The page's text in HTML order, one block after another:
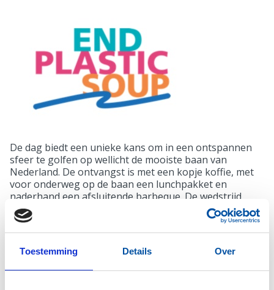
Toestemming Details Over
De dag biedt een unieke kans om in een ontspannen
sfeer te golfen op wellicht de mooiste baan van
Nederland. De ontvangst is met een kopje koffie, met
voor onderweg op de baan een lunchpakket en
naderhand een afsluitende barbeque. De wedstrijd
start om 12:00 uur, waarbij de spelvorm Texas
Scramble (strokeplay) werd gehanteerd met een
handicap-verrekening van maximaal 36. Deelname
verloopt in groepen van 4 personen, een zogenaamde
flight.